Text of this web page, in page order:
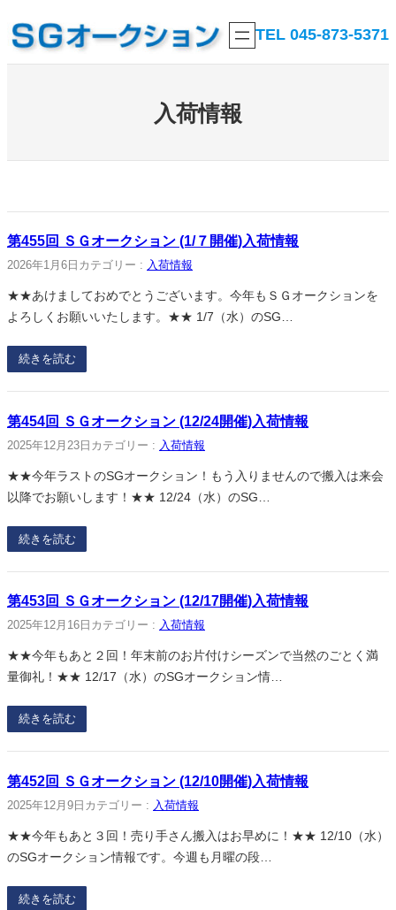
容
TEL 045-873-5371
入荷情報
第455回 ＳＧオークション (1/７開催)入荷情報
2026年1月6日 カテゴリー : 入荷情報
★★あけましておめでとうございます。今年もＳＧオークションを
よろしくお願いいたします。★★ 1/7（水）のSG…
続きを読む
第454回 ＳＧオークション (12/24開催)入荷情報
2025年12月23日 カテゴリー : 入荷情報
★★今年ラストのSGオークション！もう入りませんので搬入は来会
以降でお願いします！★★ 12/24（水）のSG…
続きを読む
第453回 ＳＧオークション (12/17開催)入荷情報
2025年12月16日 カテゴリー : 入荷情報
★★今年もあと２回！年末前のお片付けシーズンで当然のごとく満
量御礼！★★ 12/17（水）のSGオークション情…
続きを読む
第452回 ＳＧオークション (12/10開催)入荷情報
2025年12月9日 カテゴリー : 入荷情報
★★今年もあと３回！売り手さん搬入はお早めに！★★ 12/10（水）
のSGオークション情報です。今週も月曜の段…
続きを読む